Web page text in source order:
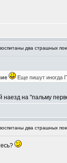
два страшных
Еще пишут иногда
на "пальму
два страшных